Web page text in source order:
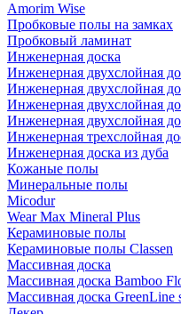
Amorim Wise
Пробковые полы на замках
Пробковый ламинат
Инженерная доска
Инженерная двухслойная
Инженерная двухслойная
Инженерная двухслойная
Инженерная двухслойная
Инженерная трехслойная
Инженерная доска из дуба
Кожаные полы
Минеральные полы
Micodur
Wear Max Mineral Plus
Кераминовые полы
Кераминовые полы Classen
Массивная доска
Массивная доска Bamboo
Массивная доска GreenLine